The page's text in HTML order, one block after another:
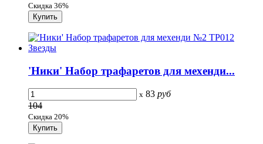
Скидка 36%
'Ники' Набор трафаретов для мехенди...
x 83 руб
104
Скидка 20%